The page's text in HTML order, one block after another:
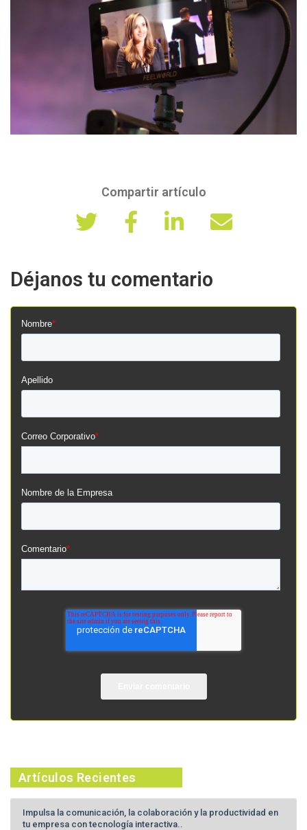
Artículos Recientes
Impulsa la comunicación, la colaboración y la productividad en
tu empresa con tecnología interactiva..
Compartir artículo
Déjanos tu comentario
Nombre*
Apellido
Correo Corporativo*
Nombre de la Empresa
Comentario*